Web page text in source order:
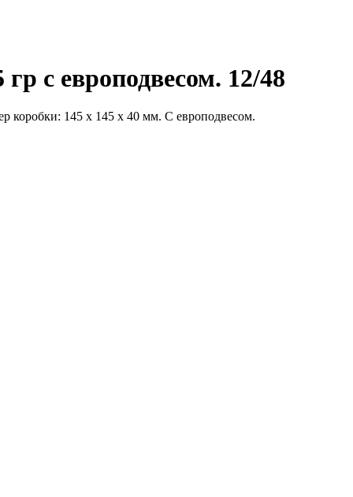
с европодвесом. 12/48
коробки: 145 х 145 х 40 мм. С европодвесом.